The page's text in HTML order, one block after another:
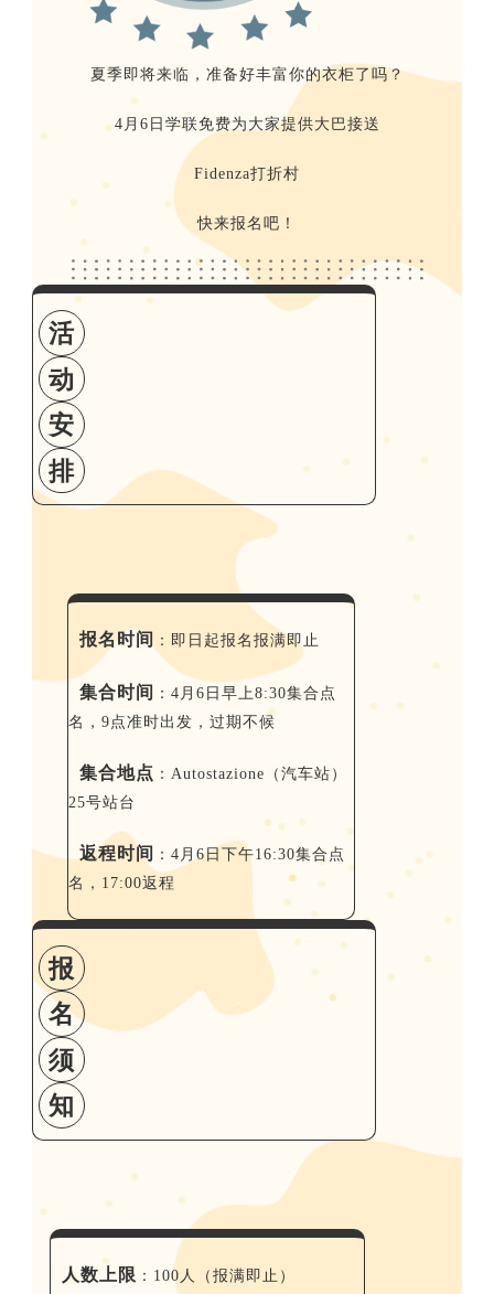
夏季即将来临，准备好丰富你的衣柜了吗？
4月6日学联免费为大家提供大巴接送
Fidenza打折村
快来报名吧！
活
动
安
排
报名时间 ：即日起报名报满即止
集合时间 ：4月6日早上8:30集合点
名，9点准时出发，过期不候
集合地点 ：Autostazione（汽车站）
25号站台
返程时间 ：4月6日下午16:30集合点
名，17:00返程
报
名
须
知
人数上限 ：100人（报满即止）